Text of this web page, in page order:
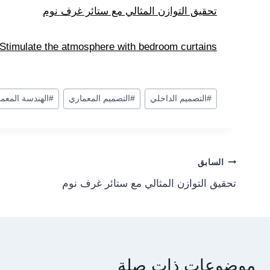
تحقيق التوازن المثالي مع ستائر غرف نوم
Stimulate the atmosphere with bedroom curtains
وسوم
المقال:
# التصميم الداخلي # التصميم المعماري # الهندسة
Post
navigation
السابق
تحقيق التوازن المثالي مع ستائر غرف نوم
موضوعات ذات صلة